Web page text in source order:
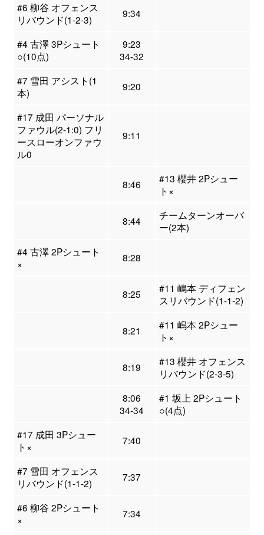
#6 柳谷 オフェンス
リバウンド(1-2-3)
9:34
#4 古澤 3Pシュート
○(10点)
9:23
34-32
#7 雪田 アシスト(1
本)
9:20
#17 成田 パーソナル
ファウル(2-1:0) フリ
ースローオンファウ
ル0
9:11
8:46
#13 櫻井 2Pシュー
ト×
8:44
チームターンオーバ
ー(2本)
#4 古澤 2Pシュート
×
8:28
8:25
#11 嶋本 ディフェン
スリバウンド(1-1-2)
8:21
#11 嶋本 2Pシュー
ト×
8:19
#13 櫻井 オフェンス
リバウンド(2-3-5)
8:06
34-34
#1 坂上 2Pシュート
○(4点)
#17 成田 3Pシュー
ト×
7:40
#7 雪田 オフェンス
リバウンド(1-1-2)
7:37
#6 柳谷 2Pシュート
×
7:34